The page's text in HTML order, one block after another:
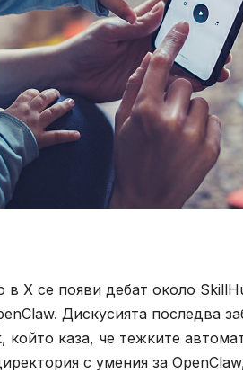
в X се появи дебат около
Дискусията последва
който каза, че тежките
с умения за